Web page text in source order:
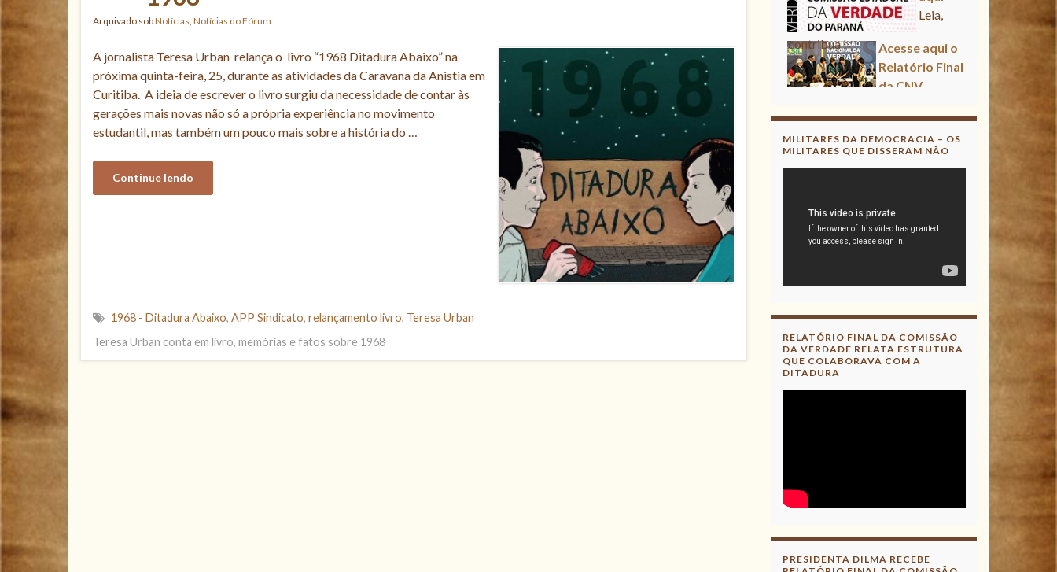
Arquivado sobNotícias, Notícias do Fórum
A jornalista Teresa Urban relança o livro “1968 Ditadura Abaixo” na
próxima quinta-feira, 25, durante as atividades da Caravana da Anistia em
Curitiba. A ideia de escrever o livro surgiu da necessidade de contar às
gerações mais novas não só a própria experiência no movimento
estudantil, mas também um pouco mais sobre a história do …
Continue lendo
1968 - Ditadura Abaixo, APP Sindicato, relançamento livro, Teresa Urban
Teresa Urban conta em livro, memórias e fatos sobre 1968
Acesse aqui o Relatório Final
da CNV
Leia, divulgue!
Leia, contribua !
MILITARES DA DEMOCRACIA – OS
MILITARES QUE DISSERAM NÃO
RELATÓRIO FINAL DA COMISSÃO
DA VERDADE RELATA ESTRUTURA
QUE COLABORAVA COM A
DITADURA
PRESIDENTA DILMA RECEBE